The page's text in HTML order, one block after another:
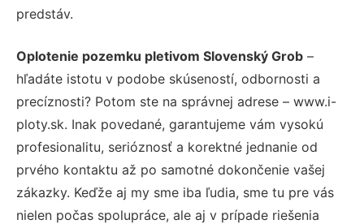
predstáv.
Oplotenie pozemku pletivom Slovenský Grob –
hľadáte istotu v podobe skúseností, odbornosti a
precíznosti? Potom ste na správnej adrese – www.i-
ploty.sk. Inak povedané, garantujeme vám vysokú
profesionalitu, serióznosť a korektné jednanie od
prvého kontaktu až po samotné dokončenie vašej
zákazky. Keďže aj my sme iba ľudia, sme tu pre vás
nielen počas spolupráce, ale aj v prípade riešenia